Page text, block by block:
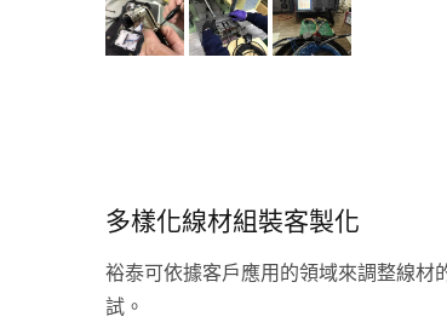
多樣化線材組裝客製化
裕泰可依據客戶應用的領域來調整線材
試。